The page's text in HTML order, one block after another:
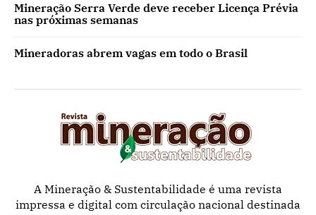
Mineração Serra Verde deve receber Licença Prévia
nas próximas semanas
Mineradoras abrem vagas em todo o Brasil
A Mineração & Sustentabilidade é uma revista
impressa e digital com circulação nacional destinada